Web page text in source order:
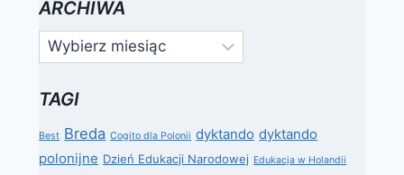
ARCHIWA
Archiwa
TAGI
Best Breda Cogito dla Polonii dyktando dyktando
polonijne Dzień Edukacji Narodowej Edukacja w Holandii